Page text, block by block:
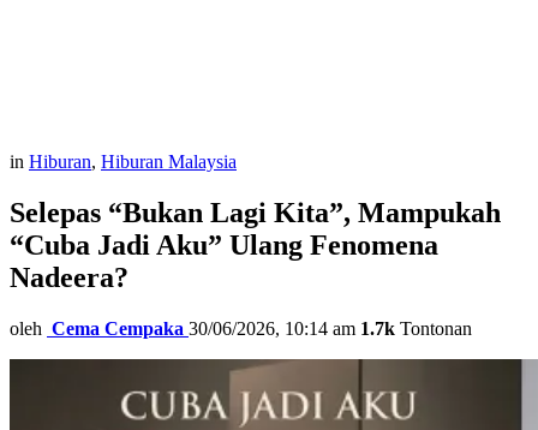
in Hiburan, Hiburan Malaysia
Selepas “Bukan Lagi Kita”, Mampukah
“Cuba Jadi Aku” Ulang Fenomena
Nadeera?
oleh Cema Cempaka 30/06/2026, 10:14 am 1.7k Tontonan